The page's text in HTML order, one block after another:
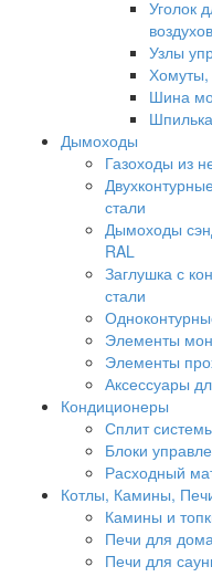
Уголок
Узлы
Шина
Дымоходы
Газоходы из
стали
Дымоходы
RAL
Заглушка с
стали
Элементы
Элементы
Аксессуары
Кондиционеры
Сплит
Блоки
Расходный
Котлы, Камины,
Камины и
Печи для
Печи для